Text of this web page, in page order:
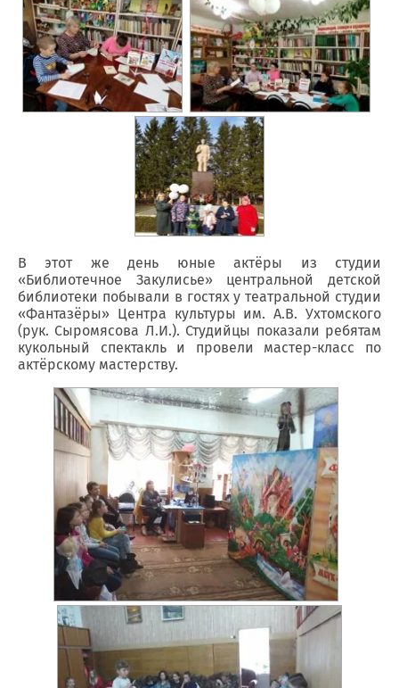
В этот же день юные актёры из студии
«Библиотечное Закулисье» центральной детской
библиотеки побывали в гостях у театральной студии
«Фантазёры» Центра культуры им. А.В. Ухтомского
(рук. Сыромясова Л.И.). Студийцы показали ребятам
кукольный спектакль и провели мастер-класс по
актёрскому мастерству.